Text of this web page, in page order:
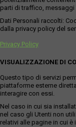
parti di traffico, messaggi
Dati Personali raccolti:
dalla privacy policy del
Privacy Policy
VISUALIZZAZIONE DI
Questo tipo di servizi
piattaforme esterne
interagire con essi.
Nel caso in cui sia
nel caso gli Utenti non
relativi alle pagine in cui è